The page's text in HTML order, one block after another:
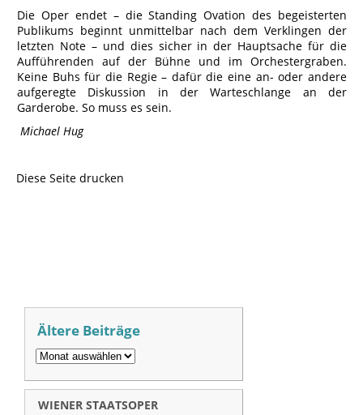
Die Oper endet – die Standing Ovation des begeisterten
Publikums beginnt unmittelbar nach dem Verklingen der
letzten Note – und dies sicher in der Hauptsache für die
Aufführenden auf der Bühne und im Orchestergraben.
Keine Buhs für die Regie – dafür die eine an- oder andere
aufgeregte Diskussion in der Warteschlange an der
Garderobe. So muss es sein.
Michael Hug
Diese Seite drucken
Ältere Beiträge
WIENER STAATSOPER